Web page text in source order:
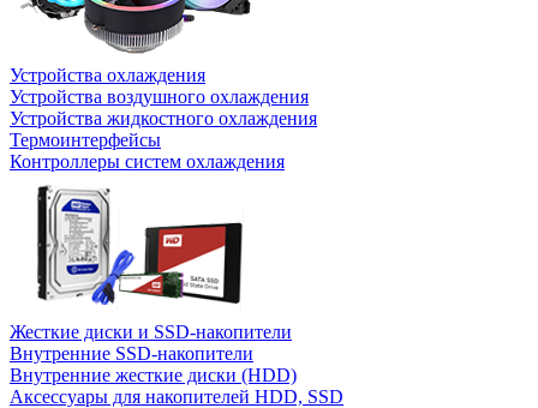
Устройства охлаждения
Устройства воздушного охлаждения
Устройства жидкостного охлаждения
Термоинтерфейсы
Контроллеры систем охлаждения
Жесткие диски и SSD-накопители
Внутренние SSD-накопители
Внутренние жесткие диски (HDD)
Аксессуары для накопителей HDD, SSD